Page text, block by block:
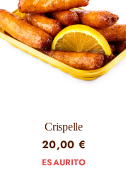
Crispelle
20,00 €
ESAURITO